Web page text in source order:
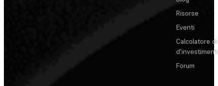
Risorse
Eventi
Calcolatore
Forum